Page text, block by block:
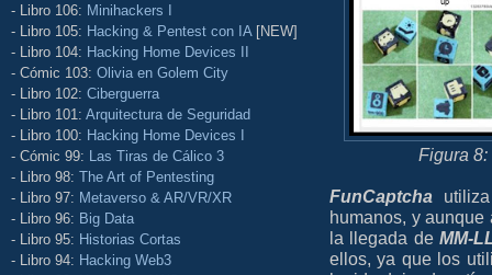
- Libro 106: Minihackers I
- Libro 105: Hacking & Pentest con IA [NEW]
- Libro 104: Hacking Home Devices II
- Cómic 103: Olivia en Golem City
- Libro 102: Ciberguerra
- Libro 101: Arquitectura de Seguridad
- Libro 100: Hacking Home Devices I
- Cómic 99: Las Tiras de Cálico 3
- Libro 98: The Art of Pentesting
- Libro 97: Metaverso & AR/VR/XR
- Libro 96: Big Data
- Libro 95: Historias Cortas
- Libro 94: Hacking Web3
Figura
FunCaptcha
humanos, y
la llegada de MM-
ellos, ya que los